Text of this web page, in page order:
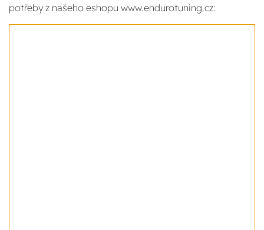
potřeby z našeho eshopu www.endurotuning.cz: